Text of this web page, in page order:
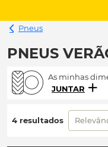
Pneus
PNEUS
As minhas
JUNTAR
4 resultados